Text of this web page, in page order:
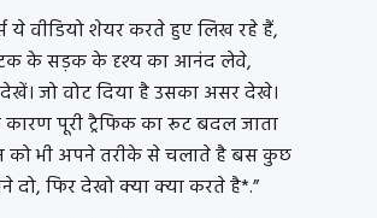
ये वीडियो शेयर करते हुए लिख रहे हैं,
के सड़क के दृश्य का आनंद लेवे,
जो वोट दिया है उसका असर देखे।
पूरी ट्रैफिक का रूट बदल जाता
को भी अपने तरीके से चलाते है बस कुछ
दो, फिर देखो क्या क्या करते है*.”